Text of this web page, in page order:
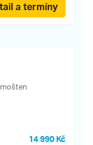
a termíny
14 990 Kč